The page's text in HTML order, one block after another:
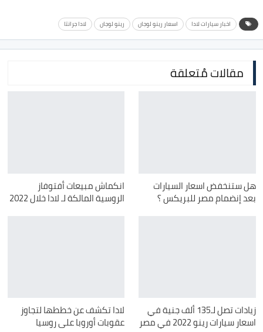
اخبار سيارات لادا اسعار رينو لوجان رينو لوجان لادا جرانتا
مقالات مُتعلقة
هل ستنخفض اسعار السيارات
بعد إنضمام مصر للبريكس ؟
انكماش مبيعات أفتوفاز
الروسية المالكة لـ لادا خلال 2022
زيادات تصل لـ135 ألف جنية في
اسعار سيارات رينو 2022 في مصر
لادا تكشف عن خططها لتجاوز
عقوبات أوروبا على روسيا